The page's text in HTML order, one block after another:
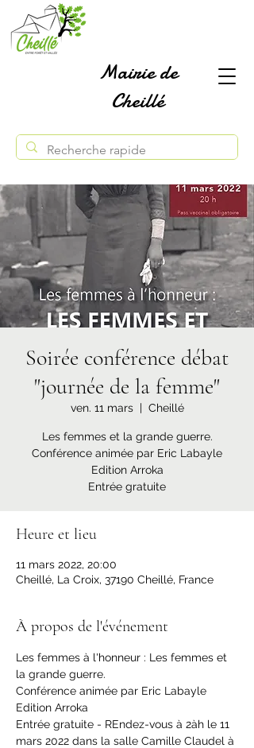
Mairie de
Cheillé
Soirée conférence débat
"journée de la femme"
ven. 11 mars
  |
Cheillé
Les femmes et la grande guerre.
Conférence animée par Eric Labayle
Edition Arroka
Entrée gratuite
Heure et lieu
11 mars 2022, 20:00
Cheillé, La Croix, 37190 Cheillé, France
À propos de l'événement
Les femmes à l'honneur : Les femmes et
la grande guerre.
Conférence animée par Eric Labayle
Edition Arroka
Entrée gratuite - REndez-vous à 2àh le 11
mars 2022 dans la salle Camille Claudel à